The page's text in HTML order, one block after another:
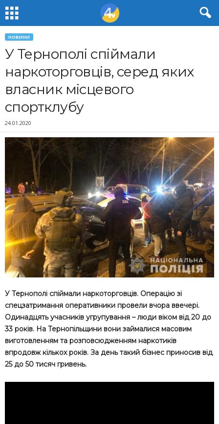
НОВИНИ
У Тернополі спіймали
наркоторговців, серед яких
власник місцевого
спортклубу
24.01.2020
У Тернополі спіймали наркоторговців. Операцію зі
спецзатримання оперативники провели вчора ввечері.
Одинадцять учасників угрупування – люди віком від 20 до
33 років. На Тернопільщини вони займалися масовим
виготовленням та розповсюдженням наркотиків
впродовж кількох років. За день такий бізнес приносив від
25 до 50 тисяч гривень.